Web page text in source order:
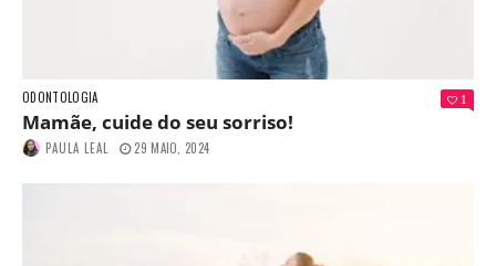
ODONTOLOGIA 1
Mamãe, cuide do seu sorriso!
PAULA LEAL 29 MAIO, 2024